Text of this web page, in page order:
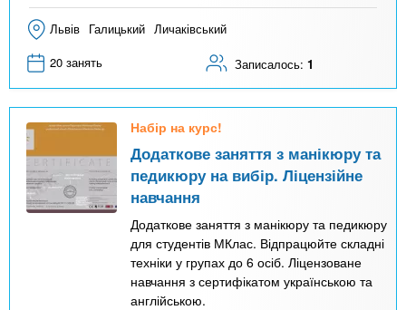
Львів Галицький Личаківський
20 занять
Записалось: 1
Набір на курс!
Додаткове заняття з манікюру та
педикюру на вибір. Ліцензійне
навчання
Додаткове заняття з манікюру та педикюру
для студентів МКлас. Відпрацюйте складні
техніки у групах до 6 осіб. Ліцензоване
навчання з сертифікатом українською та
англійською.